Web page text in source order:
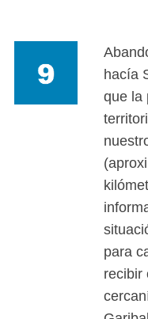
hacía
que la
para
recibir